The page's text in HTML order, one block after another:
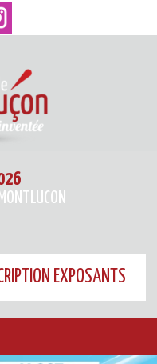
EXPOSANTS